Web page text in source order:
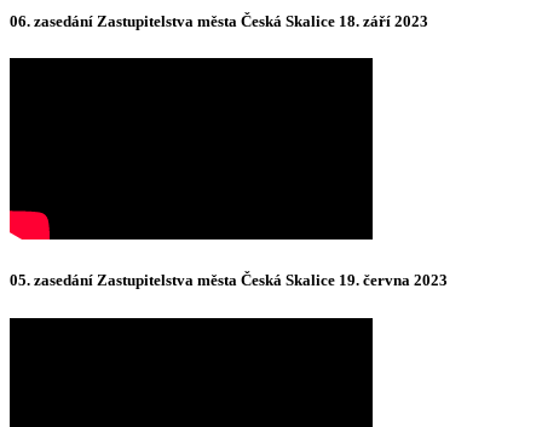
06. zasedání Zastupitelstva města Česká Skalice 18. září 2023
05. zasedání Zastupitelstva města Česká Skalice 19. června 2023